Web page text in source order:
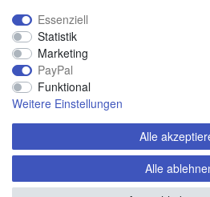
© Copyright 2020
Essenziell
Statistik
Marketing
PayPal
Funktional
Weitere Einstellungen
Alle
Alle